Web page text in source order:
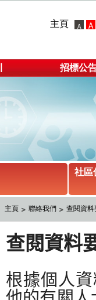
主頁
招標公
社區
主頁 聯絡我們 查閱資料